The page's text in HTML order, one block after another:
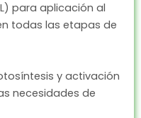
para aplicación al
todas las etapas de
y activación
necesidades de